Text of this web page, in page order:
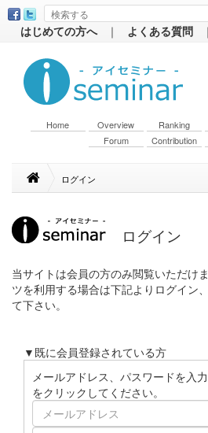
はじめての方へ ｜ よくある質問 ｜
Home Overview Ranking
Forum
Contribution
ログイン
ログイン
当サイトは会員の方のみ閲覧いただけ
ツを利用する場合は下記よりログイン
て下さい。
▼既に会員登録されている方
メールアドレス、パスワードを入
をクリックしてください。